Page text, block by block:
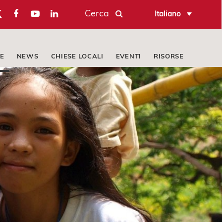
Cerca Italiano
NEWS CHIESE LOCALI EVENTI RISORSE